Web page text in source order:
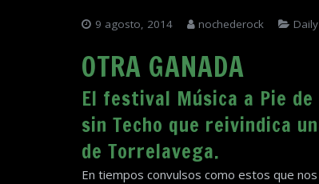
9 agosto, 2014 nochederock
OTRA GANADA
El festival Música a Pie
sin Techo que reivindica
de Torrelavega.
En tiempos convulsos como estos que